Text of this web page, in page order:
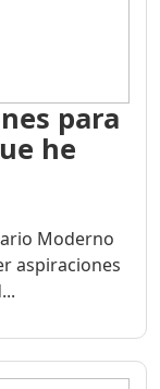
para
he
Moderno
aspiraciones